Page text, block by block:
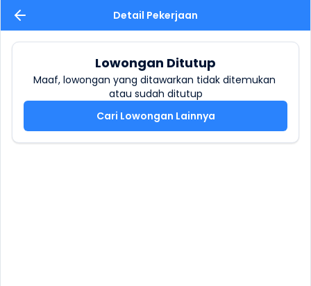
Detail Pekerjaan
Lowongan Ditutup
Maaf, lowongan yang ditawarkan tidak ditemukan
atau sudah ditutup
Cari Lowongan Lainnya